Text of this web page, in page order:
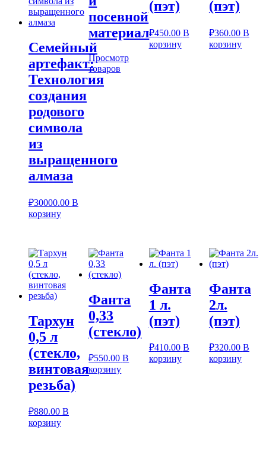
Семейный
артефакт:
Технология
создания
родового
символа
из
выращенного
алмаза
₽30000.00 В
корзину
посевной
материал
Просмотр
товаров
(пэт)
₽450.00 В
корзину
(пэт)
₽360.00 В
корзину
Тархун
0,5 л
(стекло,
винтовая
резьба)
₽880.00 В
корзину
Фанта
0,33
(стекло)
₽550.00 В
корзину
Фанта
1 л.
(пэт)
₽410.00 В
корзину
Фанта
2л.
(пэт)
₽320.00 В
корзину